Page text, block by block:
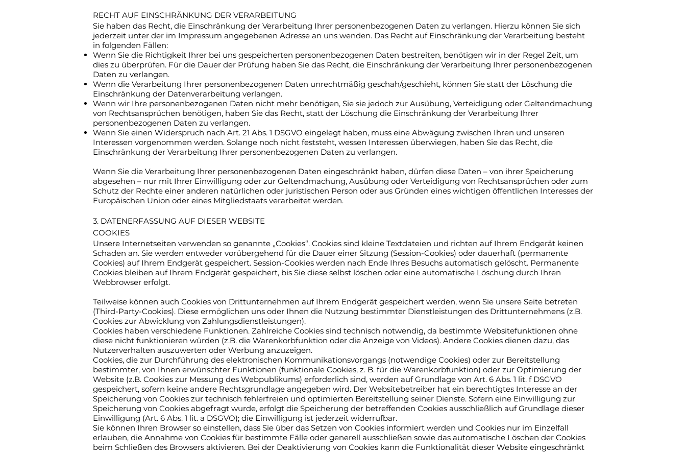
RECHT AUF EINSCHRÄNKUNG DER VERARBEITUNG
Sie haben das Recht, die Einschränkung der Verarbeitung Ihrer personenbezogenen Daten zu verlangen. Hierzu können Sie sich
jederzeit unter der im Impressum angegebenen Adresse an uns wenden. Das Recht auf Einschränkung der Verarbeitung besteht
in folgenden Fällen:
Wenn Sie die Richtigkeit Ihrer bei uns gespeicherten personenbezogenen Daten bestreiten, benötigen wir in der Regel Zeit, um
dies zu überprüfen. Für die Dauer der Prüfung haben Sie das Recht, die Einschränkung der Verarbeitung Ihrer personenbezogenen
Daten zu verlangen.
Wenn die Verarbeitung Ihrer personenbezogenen Daten unrechtmäßig geschah/geschieht, können Sie statt der Löschung die
Einschränkung der Datenverarbeitung verlangen.
Wenn wir Ihre personenbezogenen Daten nicht mehr benötigen, Sie sie jedoch zur Ausübung, Verteidigung oder Geltendmachung
von Rechtsansprüchen benötigen, haben Sie das Recht, statt der Löschung die Einschränkung der Verarbeitung Ihrer
personenbezogenen Daten zu verlangen.
Wenn Sie einen Widerspruch nach Art. 21 Abs. 1 DSGVO eingelegt haben, muss eine Abwägung zwischen Ihren und unseren
Interessen vorgenommen werden. Solange noch nicht feststeht, wessen Interessen überwiegen, haben Sie das Recht, die
Einschränkung der Verarbeitung Ihrer personenbezogenen Daten zu verlangen.
Wenn Sie die Verarbeitung Ihrer personenbezogenen Daten eingeschränkt haben, dürfen diese Daten – von ihrer Speicherung
abgesehen – nur mit Ihrer Einwilligung oder zur Geltendmachung, Ausübung oder Verteidigung von Rechtsansprüchen oder zum
Schutz der Rechte einer anderen natürlichen oder juristischen Person oder aus Gründen eines wichtigen öffentlichen Interesses der
Europäischen Union oder eines Mitgliedstaats verarbeitet werden.
3. DATENERFASSUNG AUF DIESER WEBSITE
COOKIES
Unsere Internetseiten verwenden so genannte „Cookies“. Cookies sind kleine Textdateien und richten auf Ihrem Endgerät keinen
Schaden an. Sie werden entweder vorübergehend für die Dauer einer Sitzung (Session-Cookies) oder dauerhaft (permanente
Cookies) auf Ihrem Endgerät gespeichert. Session-Cookies werden nach Ende Ihres Besuchs automatisch gelöscht. Permanente
Cookies bleiben auf Ihrem Endgerät gespeichert, bis Sie diese selbst löschen oder eine automatische Löschung durch Ihren
Webbrowser erfolgt.
Teilweise können auch Cookies von Drittunternehmen auf Ihrem Endgerät gespeichert werden, wenn Sie unsere Seite betreten
(Third-Party-Cookies). Diese ermöglichen uns oder Ihnen die Nutzung bestimmter Dienstleistungen des Drittunternehmens (z.B.
Cookies zur Abwicklung von Zahlungsdienstleistungen).
Cookies haben verschiedene Funktionen. Zahlreiche Cookies sind technisch notwendig, da bestimmte Websitefunktionen ohne
diese nicht funktionieren würden (z.B. die Warenkorbfunktion oder die Anzeige von Videos). Andere Cookies dienen dazu, das
Nutzerverhalten auszuwerten oder Werbung anzuzeigen.
Cookies, die zur Durchführung des elektronischen Kommunikationsvorgangs (notwendige Cookies) oder zur Bereitstellung
bestimmter, von Ihnen erwünschter Funktionen (funktionale Cookies, z. B. für die Warenkorbfunktion) oder zur Optimierung der
Website (z.B. Cookies zur Messung des Webpublikums) erforderlich sind, werden auf Grundlage von Art. 6 Abs. 1 lit. f DSGVO
gespeichert, sofern keine andere Rechtsgrundlage angegeben wird. Der Websitebetreiber hat ein berechtigtes Interesse an der
Speicherung von Cookies zur technisch fehlerfreien und optimierten Bereitstellung seiner Dienste. Sofern eine Einwilligung zur
Speicherung von Cookies abgefragt wurde, erfolgt die Speicherung der betreffenden Cookies ausschließlich auf Grundlage dieser
Einwilligung (Art. 6 Abs. 1 lit. a DSGVO); die Einwilligung ist jederzeit widerrufbar.
Sie können Ihren Browser so einstellen, dass Sie über das Setzen von Cookies informiert werden und Cookies nur im Einzelfall
erlauben, die Annahme von Cookies für bestimmte Fälle oder generell ausschließen sowie das automatische Löschen der Cookies
beim Schließen des Browsers aktivieren. Bei der Deaktivierung von Cookies kann die Funktionalität dieser Website eingeschränkt